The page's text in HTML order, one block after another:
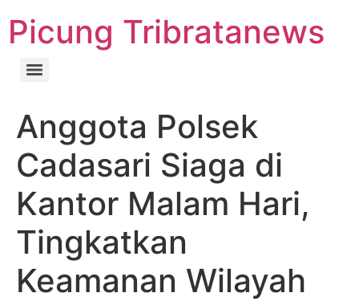
Picung Tribratanews
Anggota Polsek
Cadasari Siaga di
Kantor Malam Hari,
Tingkatkan
Keamanan Wilayah